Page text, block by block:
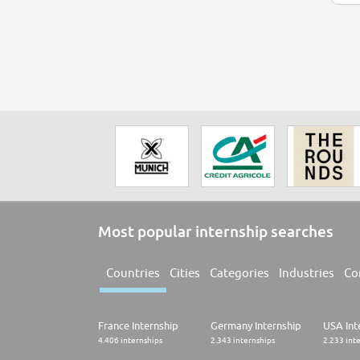
Most popular internship searches
Countries Cities Categories Industries
France Internship
4.406 internships
Germany Internship
2.343 internships
USA
2.233